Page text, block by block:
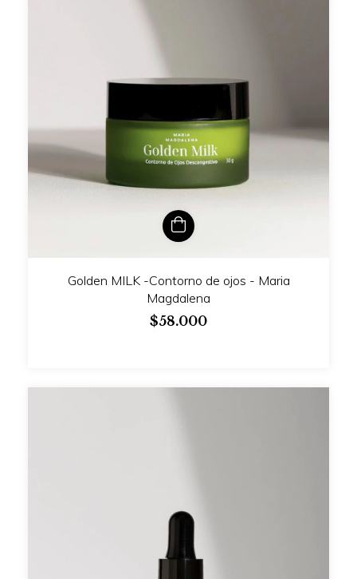
Golden MILK -Contorno de ojos - Maria
Magdalena
$58.000